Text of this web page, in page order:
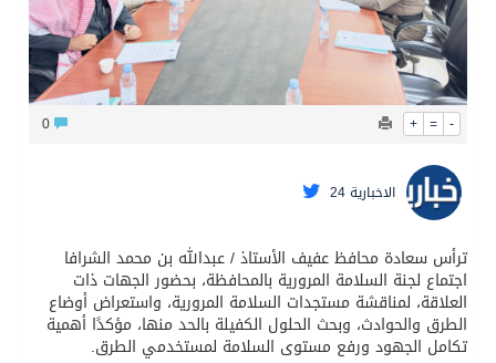
+ = -
الاخبارية 24
ترأس سعادة محافظ عفيف الأستاذ / عبدالله بن محمد الشرافا
اجتماع لجنة السلامة المرورية بالمحافظة، بحضور الجهات ذات
العلاقة، لمناقشة مستجدات السلامة المرورية، واستعراض أوضاع
الطرق والحوادث، وبحث الحلول الكفيلة بالحد منها، مؤكدًا أهمية
تكامل الجهود ورفع مستوى السلامة لمستخدمي الطرق.